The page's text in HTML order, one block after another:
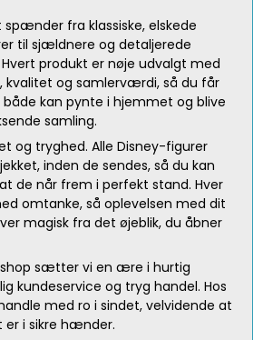
fra klassiske, elskede
til sjældnere og detaljerede
produkt er nøje udvalgt med
kvalitet og samlerværdi, så du får
kan pynte i hjemmet og blive
samling.
og tryghed. Alle Disney-figurer
inden de sendes, så du kan
de når frem i perfekt stand. Hver
omtanke, så oplevelsen med dit
magisk fra det øjeblik, du åbner
sætter vi en ære i hurtig
kundeservice og tryg handel. Hos
med ro i sindet, velvidende at
er i sikre hænder.